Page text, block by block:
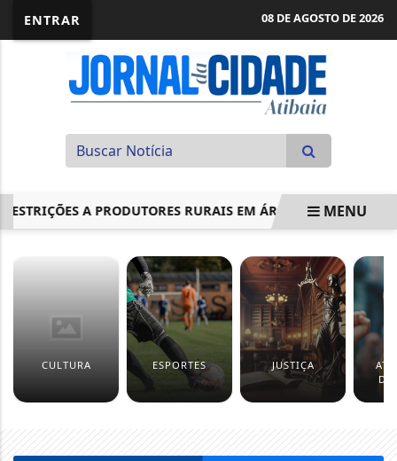
ENTRAR 08 DE AGOSTO DE 2026
A PRODUTORES RURAIS EM ÁREAS EM PROCESSO DE...
MENU
CULTURA ESPORTES JUSTIÇA